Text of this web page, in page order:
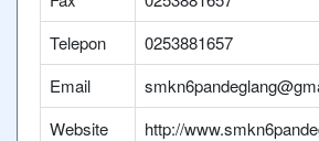
Telepon
0253881657
Email
Website
http://